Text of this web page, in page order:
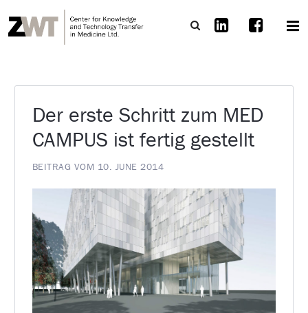
Der erste Schritt zum MED
CAMPUS ist fertig gestellt
BEITRAG VOM 10. JUNE 2014